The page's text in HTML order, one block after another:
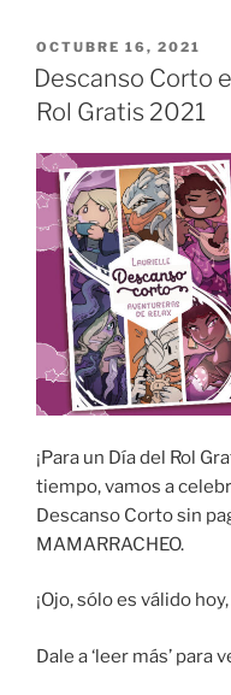
PUBLICADO
EL
OCTUBRE 16, 2021
Descanso Corto
Rol Gratis 2021
¡Para un Día del Rol
tiempo, vamos a
Descanso Corto sin
MAMARRACHEO.
¡Ojo, sólo es válido
Dale a ‘leer más’ para